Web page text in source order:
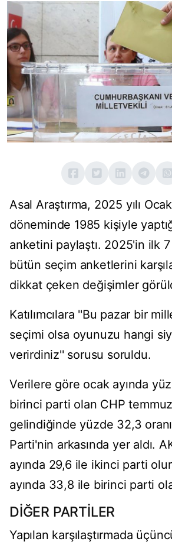
Asal Araştırma, 2025 yılı
döneminde 1985 kişiyleyapt
anketini paylaştı. 2025'in ilk
bütün seçim anketlerini karşı
dikkat çeken değişimler görü
Katılımcılara ''Bu pazar bir
seçimi olsa oyunuzu hangi
verirdiniz'' sorusu soruldu.
Verilere göre ocak ayında yü
birinci parti olan CHP
gelindiğinde yüzde 32,3 oranı
Parti'nin arkasında yer aldı.
ayında 29,6 ile ikinci parti
ayında 33,8 ile birinci parti
DİĞER PARTİLER
Yapılan karşılaştırmada üçünc